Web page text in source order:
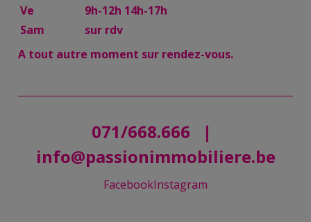
Ve
9h-12h 14h-17h
Sam
sur rdv
A tout autre moment sur rendez-vous.
071/668.666
|
info@passionimmobiliere.be
FacebookInstagram